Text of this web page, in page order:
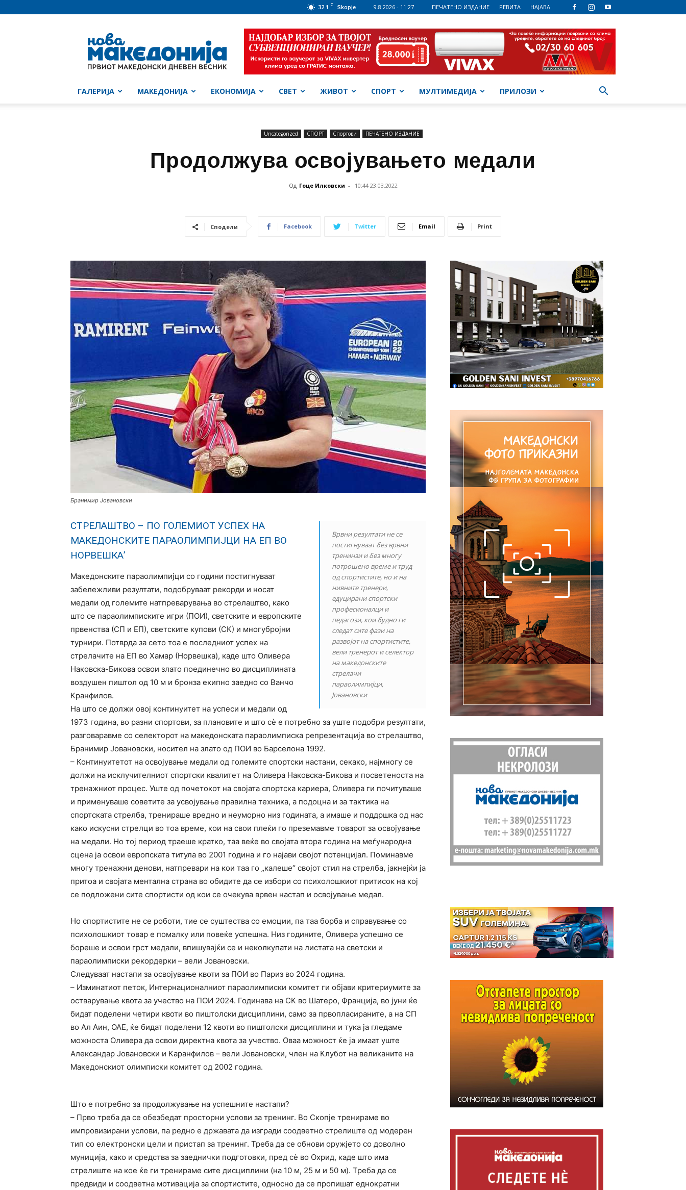
32.1 C Skopje 9.8.2026 - 11:27 ПЕЧАТЕНО ИЗДАНИЕ РЕВИТА НАЈАВА
Македонија
ГАЛЕРИЈА МАКЕДОНИЈА ЕКОНОМИЈА СВЕТ ЖИВОТ СПОРТ МУЛТИМЕДИЈА ПРИЛОЗИ
Uncategorized СПОРТ Спортови ПЕЧАТЕНО ИЗДАНИЕ
Продолжува освојувањето медали
Од Гоце Илковски - 10:44 23.03.2022
Сподели Facebook Twitter Email Print
Бранимир Јовановски
Врвни резултати не се
постигнуваат без врвни
тренинзи и без многу
потрошено време и труд
од спортистите, но и на
нивните тренери,
едуцирани спортски
професионалци и
педагози, кои будно ги
следат сите фази на
развојот на спортистите,
вели тренерот и селектор
на македонските
стрелачи
параолимпијци,
Јовановски
СТРЕЛАШТВО – ПО ГОЛЕМИОТ УСПЕХ НА
МАКЕДОНСКИТЕ ПАРАОЛИМПИЈЦИ НА ЕП ВО
НОРВЕШКА’
Македонските параолимпијци со години постигнуваат
забележливи резултати, подобруваат рекорди и носат
медали од големите натпреварувања во стрелаштво, како
што се параолимписките игри (ПОИ), светските и европските
првенства (СП и ЕП), светските купови (СК) и многубројни
турнири. Потврда за сето тоа е последниот успех на
стрелачите на ЕП во Хамар (Норвешка), каде што Оливера
Наковска-Бикова освои злато поединечно во дисциплината
воздушен пиштол од 10 м и бронза екипно заедно со Ванчо
Кранфилов.
На што се должи овој континуитет на успеси и медали од
1973 година, во разни спортови, за плановите и што сѐ е потребно за уште подобри резултати,
разговаравме со селекторот на македонската параолимписка репрезентација во стрелаштво,
Бранимир Јовановски, носител на злато од ПОИ во Барселона 1992.
– Континуитетот на освојување медали од големите спортски настани, секако, најмногу се
должи на исклучителниот спортски квалитет на Оливера Наковска-Бикова и посветеноста на
тренажниот процес. Уште од почетокот на својата спортска кариера, Оливера ги почитуваше
и применуваше советите за усвојување правилна техника, а подоцна и за тактика на
спортската стрелба, тренираше вредно и неуморно низ годината, а имаше и поддршка од нас
како искусни стрелци во тоа време, кои на свои плеќи го преземавме товарот за освојување
на медали. Но тој период траеше кратко, таа веќе во својата втора година на меѓународна
сцена ја освои европската титула во 2001 година и го најави својот потенцијал. Поминавме
многу тренажни денови, натпревари на кои таа го „калеше“ својот стил на стрелба, јакнејќи ја
притоа и својата ментална страна во обидите да се избори со психолошкиот притисок на кој
се подложени сите спортисти од кои се очекува врвен настап и освојување медал.
Но спортистите не се роботи, тие се суштества со емоции, па таа борба и справување со
психолошкиот товар е помалку или повеќе успешна. Низ годините, Оливера успешно се
бореше и освои грст медали, впишувајќи се и неколкупати на листата на светски и
параолимписки рекордерки – вели Јовановски.
Следуваат настапи за освојување квоти за ПОИ во Париз во 2024 година.
– Изминатиот петок, Интернационалниот параолимписки комитет ги објави критериумите за
остварување квота за учество на ПОИ 2024. Годинава на СК во Шатеро, Франција, во јуни ќе
бидат поделени четири квоти во пиштолски дисциплини, само за првопласираните, а на СП
во Ал Аин, ОАЕ, ќе бидат поделени 12 квоти во пиштолски дисциплини и тука ја гледаме
можноста Оливера да освои директна квота за учество. Оваа можност ќе ја имаат уште
Александар Јовановски и Каранфилов – вели Јовановски, член на Клубот на великаните на
Македонскиот олимписки комитет од 2002 година.
Што е потребно за продолжување на успешните настапи?
– Прво треба да се обезбедат просторни услови за тренинг. Во Скопје тренираме во
импровизирани услови, па редно е државата да изгради соодветно стрелиште од модерен
тип со електронски цели и пристап за тренинг. Треба да се обнови оружјето со доволно
муниција, како и средства за заеднички подготовки, пред сѐ во Охрид, каде што има
стрелиште на кое ќе ги тренираме сите дисциплини (на 10 м, 25 м и 50 м). Треба да се
предвиди и соодветна мотивација за спортистите, односно да се пропишат еднократни